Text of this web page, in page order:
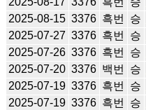
2025-08-15 3376 흑번 승
2025-07-27 3376 흑번 승
2025-07-26 3376 흑번 승
2025-07-20 3376 백번 승
2025-07-19 3376 흑번 승
2025-07-19 3376 흑번 승